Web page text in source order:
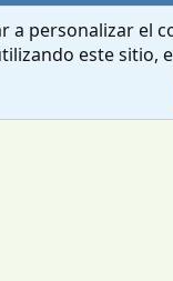
a personalizar el
este sitio,